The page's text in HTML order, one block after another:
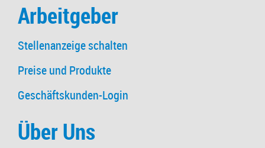
Arbeitgeber
Stellenanzeige schalten
Preise und Produkte
Geschäftskunden-Login
Über Uns